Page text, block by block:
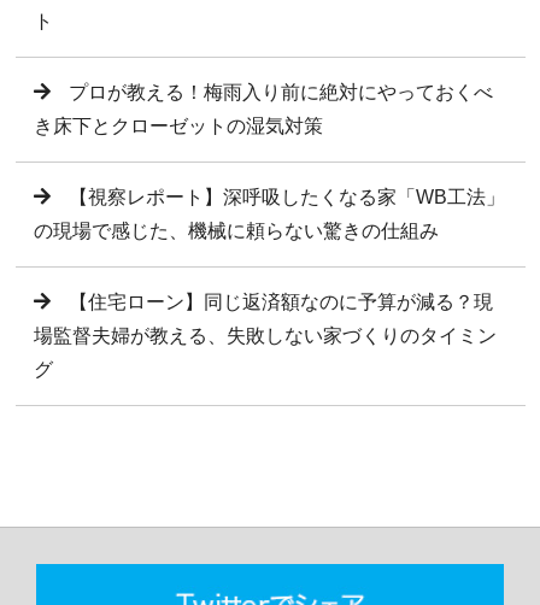
ト
プロが教える！梅雨入り前に絶対にやっておくべ
き床下とクローゼットの湿気対策
【視察レポート】深呼吸したくなる家「WB工法」
の現場で感じた、機械に頼らない驚きの仕組み
【住宅ローン】同じ返済額なのに予算が減る？現
場監督夫婦が教える、失敗しない家づくりのタイミン
グ